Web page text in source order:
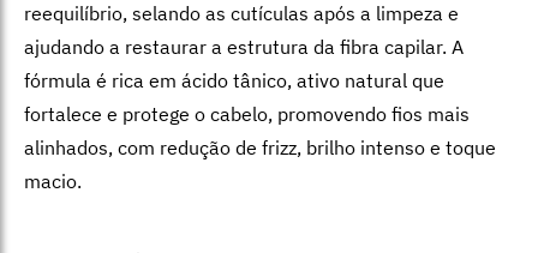
reequilíbrio, selando as cutículas após a limpeza e
ajudando a restaurar a estrutura da fibra capilar. A
fórmula é rica em ácido tânico, ativo natural que
fortalece e protege o cabelo, promovendo fios mais
alinhados, com redução de frizz, brilho intenso e toque
macio.